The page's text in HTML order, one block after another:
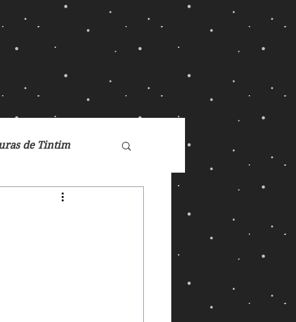
de Tintim